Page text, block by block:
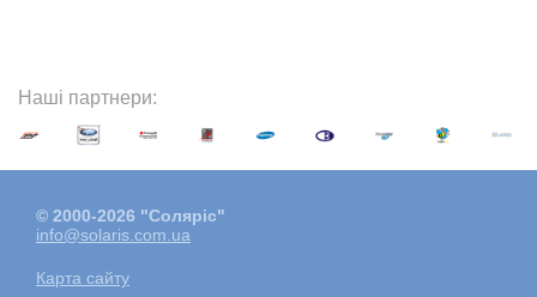
Наші партнери:
© 2000-2026 "Соляріс"
info@solaris.com.ua
Карта сайту